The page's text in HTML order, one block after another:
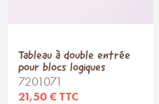
Tableau à double entrée
pour blocs logiques
7201071
21,50 € TTC